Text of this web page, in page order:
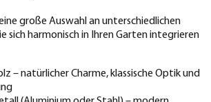
große Auswahl an unterschiedlichen
sich harmonisch in Ihren Garten integrieren
– natürlicher Charme, klassische Optik und